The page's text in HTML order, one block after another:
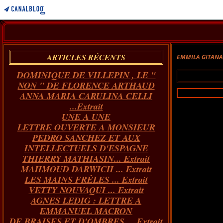
ARTICLES RÉCENTS
DOMINIQUE DE VILLEPIN , LE "
NON " DE FLORENCE ARTHAUD
ANNA MARIA CARULINA CELLI
...Extrait
UNE A UNE
LETTRE OUVERTE A MONSIEUR
PEDRO SANCHEZ ET AUX
INTELLECTUELS D'ESPAGNE
THIERRY MATHIASIN... Extrait
MAHMOUD DARWICH ... Extrait
LES MAINS FRÊLES ... Extrait
VETTY NOUVAQUI ... Extrait
AGNES LEDIG : LETTRE A
EMMANUEL MACRON
EMMILA GITANA